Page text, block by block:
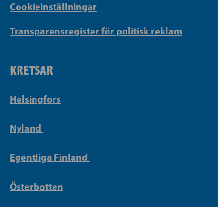
Cookieinställningar
Transparensregister för politisk reklam
KRETSAR
Helsingfors
Nyland
Egentliga Finland
Österbotten